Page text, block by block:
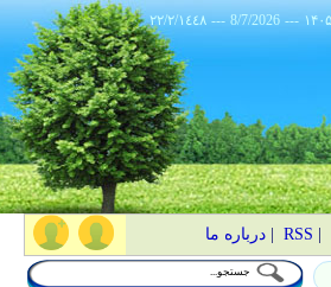
٢٢/٢/١٤٤٨ --- 8/7/2026 ---
RSS
|درباره ما